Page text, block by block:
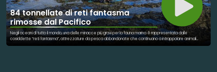
84 tonnellate di reti fantasma
rimosse dal Pacifico
Negli oceani di tutto il mondo, una delle minacce più gravi per la fauna marina è rappresentata dalle
cosiddette “reti fantasma”, attrezzature da pesca abbandonate che continuano a intrappolare animali